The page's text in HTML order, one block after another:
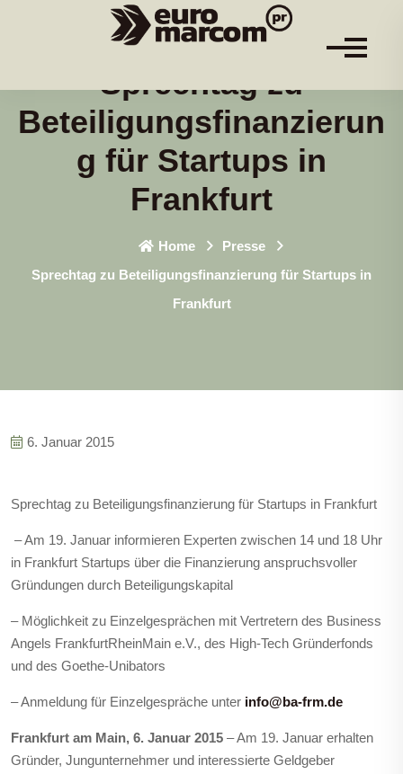
Sprechtag zu
Beteiligungsfinanzierun
g für Startups in
Frankfurt
Home
Presse
Sprechtag zu Beteiligungsfinanzierung für Startups in
Frankfurt
6. Januar 2015
Sprechtag zu Beteiligungsfinanzierung für Startups in Frankfurt
– Am 19. Januar informieren Experten zwischen 14 und 18 Uhr
in Frankfurt Startups über die Finanzierung anspruchsvoller
Gründungen durch Beteiligungskapital
– Möglichkeit zu Einzelgesprächen mit Vertretern des Business
Angels FrankfurtRheinMain e.V., des High-Tech Gründerfonds
und des Goethe-Unibators
– Anmeldung für Einzelgespräche unter info@ba-frm.de
Frankfurt am Main, 6. Januar 2015 – Am 19. Januar erhalten
Gründer, Jungunternehmer und interessierte Geldgeber